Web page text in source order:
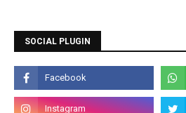
SOCIAL PLUGIN